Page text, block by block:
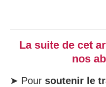
La suite de cet
nos
➤ Pour soutenir le